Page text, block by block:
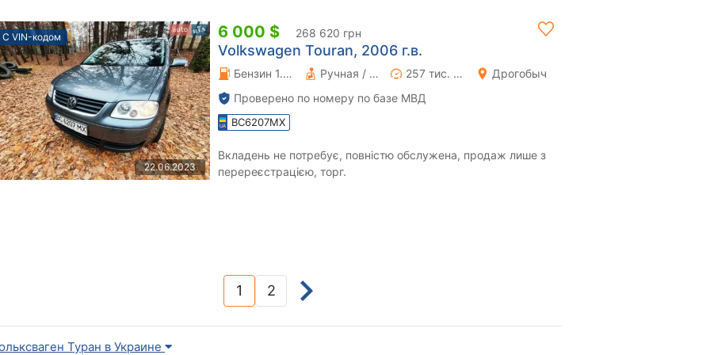
С VIN-кодом
22.06.2023
6 000 $ 268 620 грн
Volkswagen Touran, 2006 г.в.
Бензин 1.6 л. Ручная / Механика 257 тис. км
Дрогобыч
Проверено по номеру по базе МВД
BC6207MX
Вкладень не потребує, повністю обслужена, продаж лише з
перереєстрацією, торг.
1(current)
2
Туран в Украине